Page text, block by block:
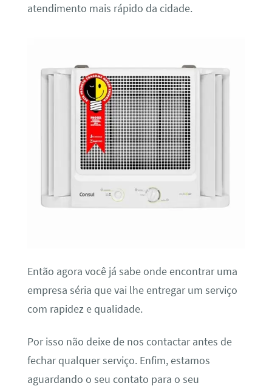
atendimento mais rápido da cidade.
Então agora você já sabe onde encontrar uma
empresa séria que vai lhe entregar um serviço
com rapidez e qualidade.
Por isso não deixe de nos contactar antes de
fechar qualquer serviço. Enfim, estamos
aguardando o seu contato para o seu